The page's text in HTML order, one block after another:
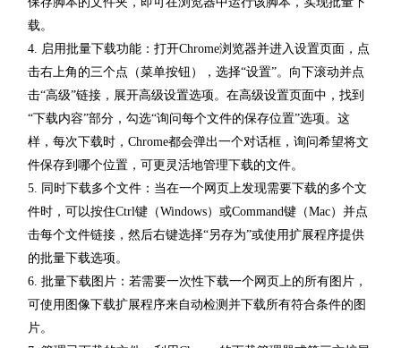
载。
4. 启用批量下载功能：打开Chrome浏览器并进入设置页面，点
击右上角的三个点（菜单按钮），选择“设置”。向下滚动并点
击“高级”链接，展开高级设置选项。在高级设置页面中，找到
“下载内容”部分，勾选“询问每个文件的保存位置”选项。这
样，每次下载时，Chrome都会弹出一个对话框，询问希望将文
件保存到哪个位置，可更灵活地管理下载的文件。
5. 同时下载多个文件：当在一个网页上发现需要下载的多个文
件时，可以按住Ctrl键（Windows）或Command键（Mac）并点
击每个文件链接，然后右键选择“另存为”或使用扩展程序提供
的批量下载选项。
6. 批量下载图片：若需要一次性下载一个网页上的所有图片，
可使用图像下载扩展程序来自动检测并下载所有符合条件的图
片。